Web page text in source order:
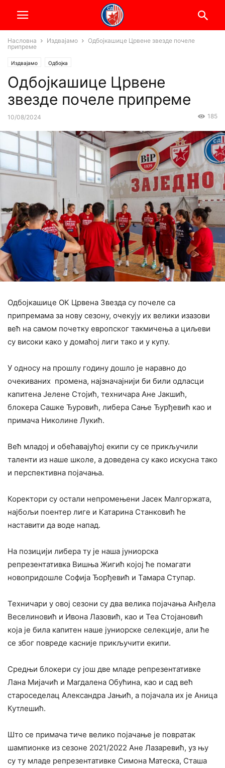
Насловна Издвајамо
Одбојкашице Црвене звезде почеле
припреме
Издвајамо Одбојка
Одбојкашице Црвене
звезде почеле припреме
10/08/2024 185
Одбојкашице ОК Црвена Звезда су почеле са
припремама за нову сезону, очекују их велики изазови
већ на самом почетку европског такмичења а циљеви
су високи како у домаћој лиги тако и у купу.
У односу на прошлу годину дошло је наравно до
очекиваних промена, најзначајнији би били одласци
капитена Јелене Стојић, техничара Ане Јакшић,
блокера Сашке Ђуровић, либера Сање Ђурђевић као и
примача Николине Лукић.
Већ младој и обећавајућој екипи су се прикључили
таленти из наше школе, а доведена су како искусна тако
и перспективна појачања.
Коректори су остали непромењени Јасек Малгоржата,
најбољи поентер лиге и Катарина Станковић ће
наставити да воде напад.
На позицији либера ту је наша јуниорска
репрезентативка Вишња Жигић којој ће помагати
новопридошле Софија Ђорђевић и Тамара Ступар.
Техничари у овој сезони су два велика појачања Анђела
Веселиновић и Ивона Лазовић, као и Теа Стојановић
која је била капитен наше јуниорске селекције, али ће
се због повреде касније прикључити екипи.
Средњи блокери су још две младе репрезентативке
Лана Мијачић и Магдалена Обућина, као и сад већ
староседелац Александра Јањић, а појачала их је Аница
Кутлешић.
Што се примача тиче велико појачање је повратак
шампионке из сезоне 2021/2022 Ане Лазаревић, уз њу
су ту младе репрезентативке Симона Матеска, Сташа